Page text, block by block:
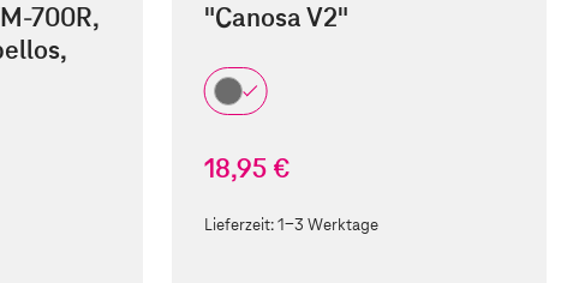
700R,
"Canosa V2"
18,95 €
Lieferzeit:1-3 Werktage